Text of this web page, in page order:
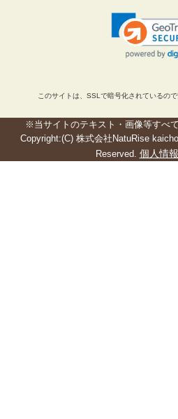
このサイトは、SSLで暗号化されているの
※当サイトのテキスト・画像等すべ
Copyright:(C) 株式会社NatuRise
Reserved. 個人情